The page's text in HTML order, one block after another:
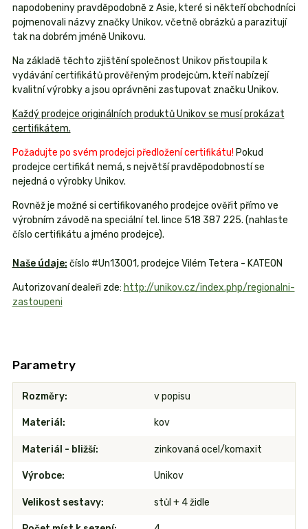
napodobeniny pravděpodobně z Asie, které si někteří obchodníci
pojmenovali názvy značky Unikov, včetně obrázků a parazitují
tak na dobrém jméně Unikovu.
Na základě těchto zjištění společnost Unikov přistoupila k
vydávání certifikátů prověřeným prodejcům, kteří nabízejí
kvalitní výrobky a jsou oprávněni zastupovat značku Unikov.
Každý prodejce originálních produktů Unikov se musí prokázat
certifikátem.
Požadujte po svém prodejci předložení certifikátu! Pokud
prodejce certifikát nemá, s největší pravděpodobností se
nejedná o výrobky Unikov.
Rovněž je možné si certifikovaného prodejce ověřit přímo ve
výrobním závodě na speciální tel. lince 518 387 225. (nahlaste
číslo certifikátu a jméno prodejce).
Naše údaje: číslo #Un13001, prodejce Vilém Tetera - KATEON
Autorizovaní dealeři zde: http://unikov.cz/index.php/regionalni-
zastoupeni
Parametry
Rozměry v popisu
Materiál kov
Materiál - bližší zinkovaná ocel/komaxit
Výrobce Unikov
Velikost sestavy stůl + 4 židle